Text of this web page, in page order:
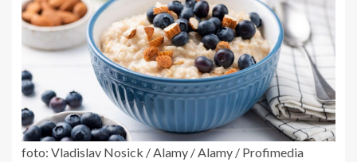
foto: Vladislav Nosick / Alamy / Alamy / Profimedia